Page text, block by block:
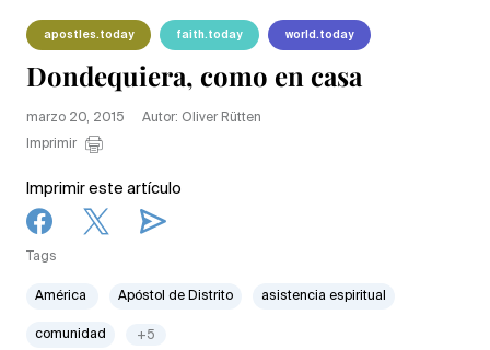
apostles.today faith.today world.today
Dondequiera, como en casa
marzo 20, 2015
Autor: Oliver Rütten
Imprimir
Imprimir este artículo
Tags
América Apóstol de Distrito asistencia espiritual
comunidad +5